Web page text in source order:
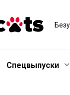
Спецвыпуски